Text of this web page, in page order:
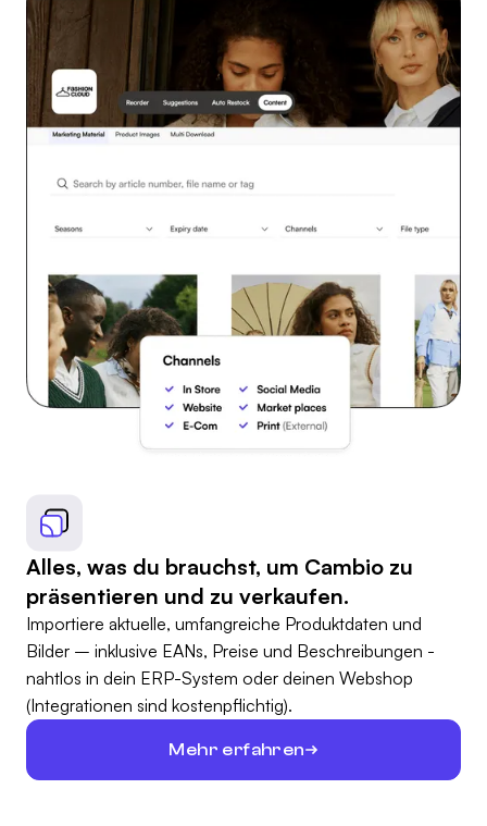
Alles, was du brauchst, um Cambio zu
präsentieren und zu verkaufen.
Importiere aktuelle, umfangreiche Produktdaten und
Bilder – inklusive EANs, Preise und Beschreibungen -
nahtlos in dein ERP-System oder deinen Webshop
(Integrationen sind kostenpflichtig).
Mehr erfahren